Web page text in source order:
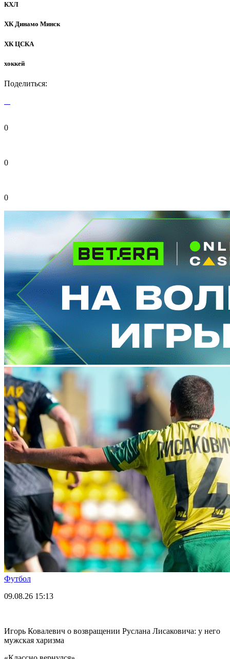
КХЛ
ХК Динамо Минск
ХК ЦСКА
хоккей
Поделиться:
0
0
0
Футбол
09.08.26 15:13
Игорь Ковалевич о возвращении Руслана Лисаковича: у него
мужская харизма